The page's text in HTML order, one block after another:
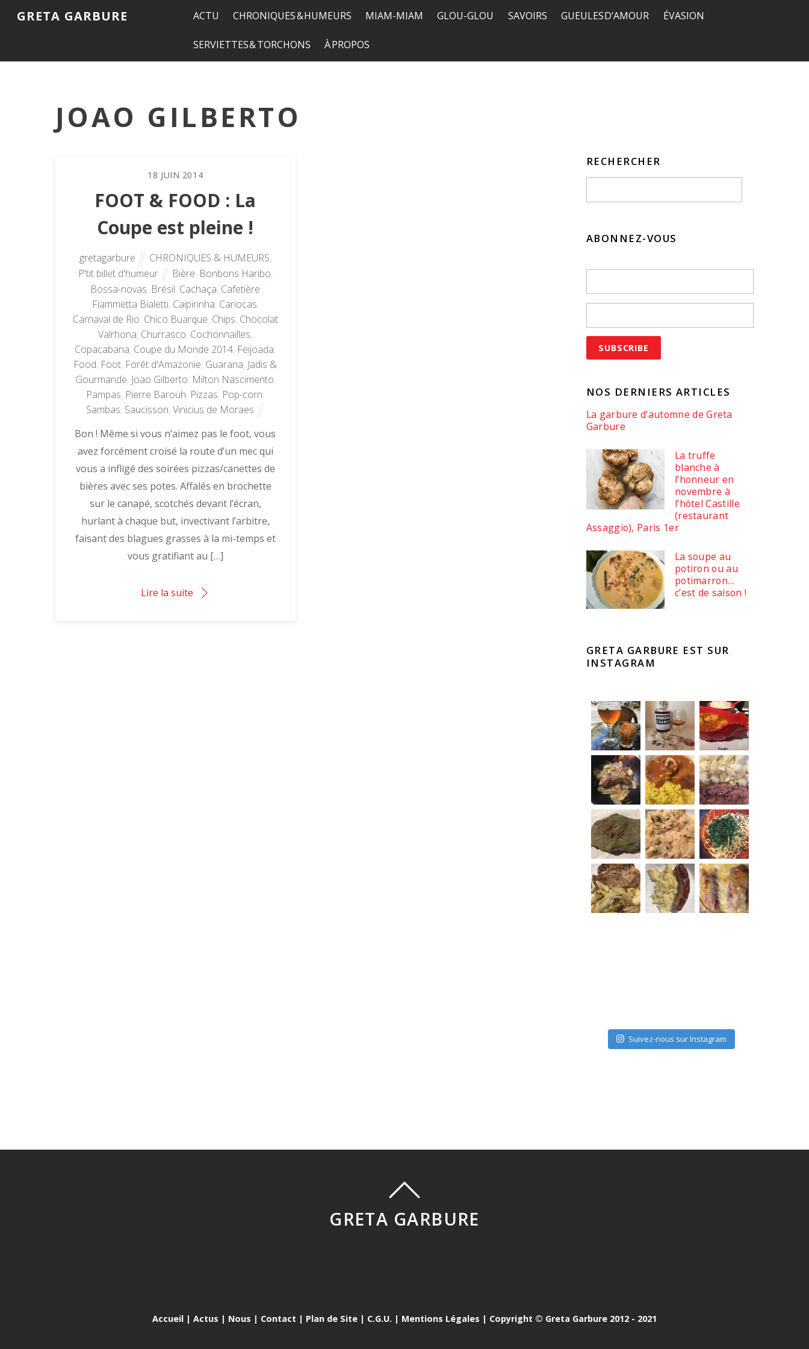
GRETA GARBURE ACTU CHRONIQUES & HUMEURS MIAM-MIAM GLOU-GLOU SAVOIRS GUEULES D’AMOUR ÉVASION
SERVIETTES & TORCHONS À PROPOS
JOAO GILBERTO
18 JUIN 2014
FOOT & FOOD : La
Coupe est pleine !
gretagarbure CHRONIQUES & HUMEURS,
P'tit billet d'humeur
Bière, Bonbons Haribo,
Bossa-novas, Brésil, Cachaça, Cafetière
Fiammetta Bialetti, Caipirinha, Cariocas,
Carnaval de Rio, Chico Buarque, Chips, Chocolat
Valrhona, Churrasco, Cochonnailles,
Copacabana, Coupe du Monde 2014, Feijoada,
Food, Foot, Forêt d'Amazonie, Guarana, Jadis &
Gourmande, Joao Gilberto, Milton Nascimento,
Pampas, Pierre Barouh, Pizzas, Pop-corn,
Sambas, Saucisson, Vinicius de Moraes
Bon ! Même si vous n’aimez pas le foot, vous
avez forcément croisé la route d’un mec qui
vous a infligé des soirées pizzas/canettes de
bières avec ses potes. Affalés en brochette
sur le canapé, scotchés devant l’écran,
hurlant à chaque but, invectivant l’arbitre,
faisant des blagues grasses à la mi-temps et
vous gratifiant au […]
Lire la suite
RECHERCHER
ABONNEZ-VOUS
NOS DERNIERS ARTICLES
La garbure d’automne de Greta
Garbure
La truffe
blanche à
l’honneur en
novembre à
l’hôtel Castille
(restaurant
Assaggio), Paris 1er
La soupe au
potiron ou au
potimarron…
c’est de saison !
GRETA GARBURE EST SUR
INSTAGRAM
Suivez-nous sur Instagram
GRETA GARBURE
Accueil | Actus | Nous | Contact | Plan de Site | C.G.U. | Mentions Légales | Copyright © Greta Garbure 2012 - 2021